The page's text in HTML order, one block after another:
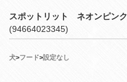
スポットリット ネオンピンク
(94664023345)
犬>フード>設定なし